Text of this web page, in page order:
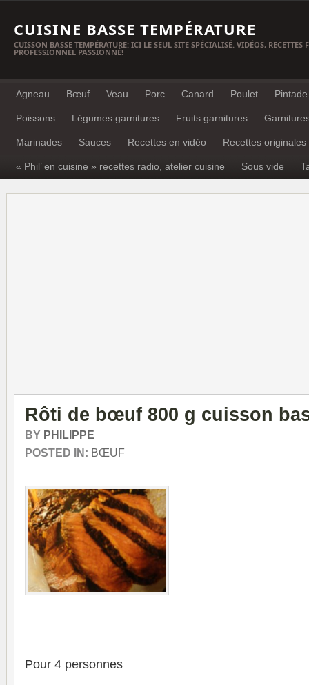
CUISINE BASSE TEMPÉRATURE
CUISSON BASSE TEMPÉRATURE: ICI LE SEUL SITE SPÉCIALISÉ. VIDÉOS, RECETTES
PROFESSIONNEL PASSIONNÉ!
Agneau Bœuf Veau Porc Canard Poulet Pintade
Poissons Légumes garnitures Fruits garnitures
Marinades Sauces Recettes en vidéo Recettes originales
« Phil’ en cuisine » recettes radio, atelier cuisine Sous vide
Rôti de bœuf 800 g cuisson
BY PHILIPPE
POSTED IN: BŒUF
Pour 4 personnes